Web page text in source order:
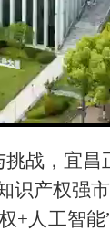
战，宜
产权强
+人工智